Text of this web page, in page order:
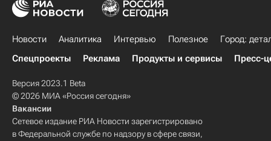
Новости Аналитика Интервью Полезное
Город:
Спецпроекты
Реклама Продукты и сервисы Пресс-
Версия 2023.1 Beta
© 2026 МИА «Россия сегодня»
Вакансии
Сетевое издание РИА Новости зарегистрировано
в Федеральной службе по надзору в сфере связи,